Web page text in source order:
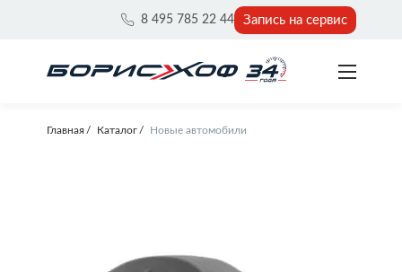
8 495 785 22 44 Запись на сервис
Главная Каталог Новые автомобили